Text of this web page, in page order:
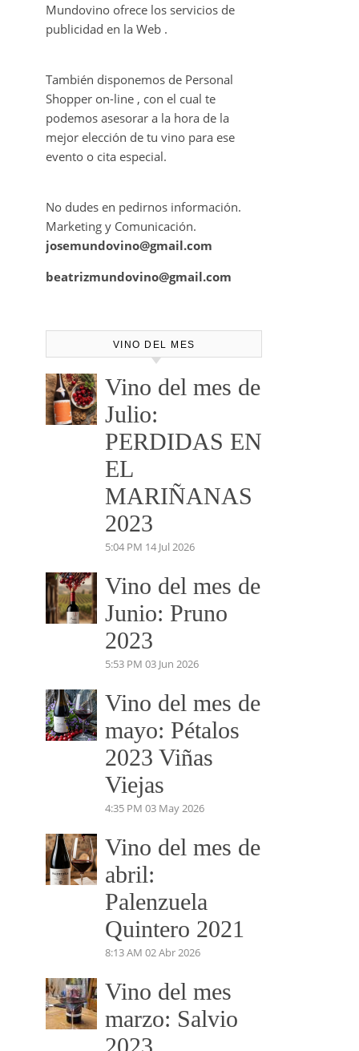
Mundovino ofrece los servicios de
publicidad en la Web .
También disponemos de Personal
Shopper on-line , con el cual te
podemos asesorar a la hora de la
mejor elección de tu vino para ese
evento o cita especial.
No dudes en pedirnos información.
Marketing y Comunicación.
josemundovino@gmail.com
beatrizmundovino@gmail.com
VINO DEL MES
Vino del mes de
Julio:
PERDIDAS EN
EL
MARIÑANAS
2023
5:04 PM 14 Jul 2026
Vino del mes de
Junio: Pruno
2023
5:53 PM 03 Jun 2026
Vino del mes de
mayo: Pétalos
2023 Viñas
Viejas
4:35 PM 03 May 2026
Vino del mes de
abril:
Palenzuela
Quintero 2021
8:13 AM 02 Abr 2026
Vino del mes
marzo: Salvio